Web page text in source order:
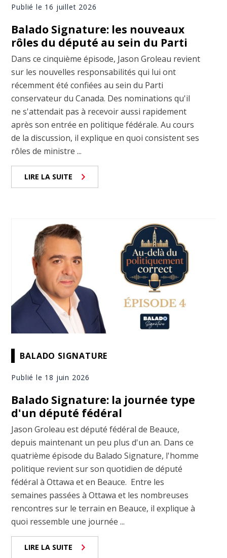
Publié le 16 juillet 2026
Balado Signature: les nouveaux
rôles du député au sein du Parti
Dans ce cinquième épisode, Jason Groleau revient
sur les nouvelles responsabilités qui lui ont
récemment été confiées au sein du Parti
conservateur du Canada. Des nominations qu'il
ne s'attendait pas à recevoir aussi rapidement
après son entrée en politique fédérale. Au cours
de la discussion, il explique en quoi consistent ses
rôles de ministre ...
LIRE LA SUITE
BALADO SIGNATURE
Publié le 18 juin 2026
Balado Signature: la journée type
d'un député fédéral
Jason Groleau est député fédéral de Beauce,
depuis maintenant un peu plus d'un an. Dans ce
quatrième épisode du Balado Signature, l'homme
politique revient sur son quotidien de député
fédéral à Ottawa et en Beauce. Entre les
semaines passées à Ottawa et les nombreuses
rencontres sur le terrain en Beauce, il explique à
quoi ressemble une journée ...
LIRE LA SUITE